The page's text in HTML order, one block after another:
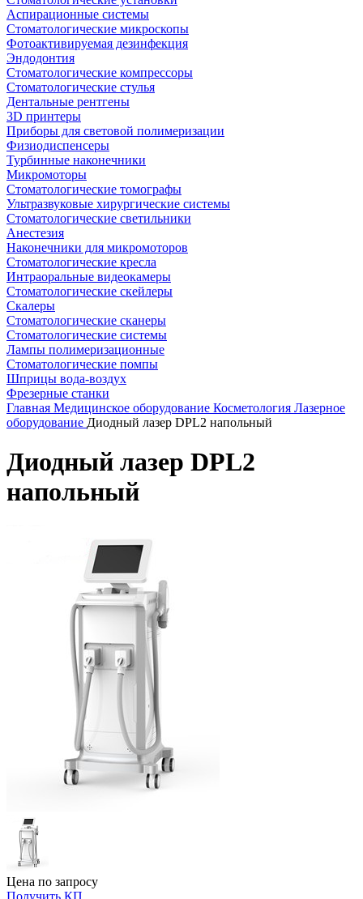
Аспирационные системы
Стоматологические микроскопы
Фотоактивируемая дезинфекция
Эндодонтия
Стоматологические компрессоры
Стоматологические стулья
Дентальные рентгены
3D принтеры
Приборы для световой полимеризации
Физиодиспенсеры
Турбинные наконечники
Микромоторы
Стоматологические томографы
Ультразвуковые хирургические системы
Стоматологические светильники
Анестезия
Наконечники для микромоторов
Стоматологические кресла
Интраоральные видеокамеры
Стоматологические скейлеры
Скалеры
Стоматологические сканеры
Стоматологические системы
Лампы полимеризационные
Стоматологические помпы
Шприцы вода-воздух
Фрезерные станки
Главная Медицинское оборудование Косметология Лазерное
оборудование Диодный лазер DPL2 напольный
Диодный лазер DPL2
напольный
Цена по запросу
Получить КП